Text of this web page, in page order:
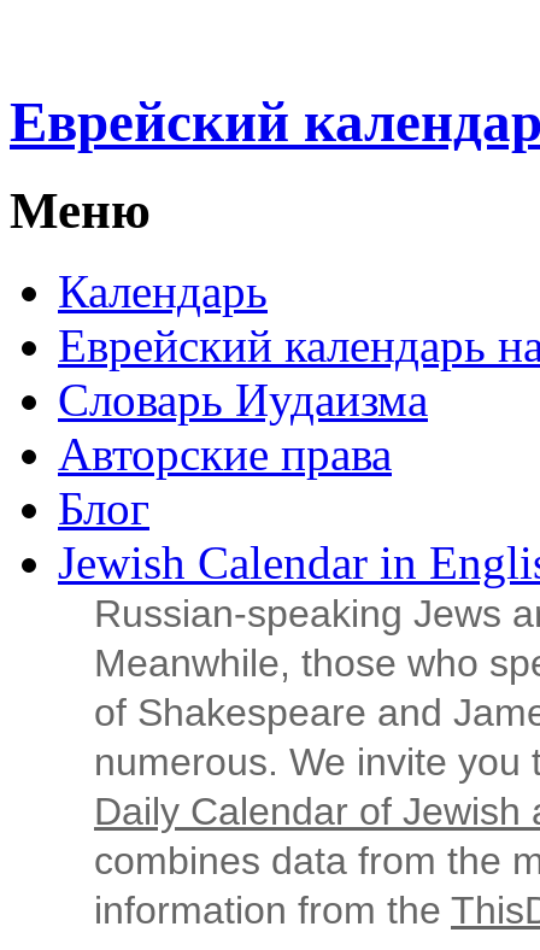
Еврейский
Меню
Календарь
Еврейский календарь
Словарь Иудаизма
Авторские права
Блог
Jewish Calendar in
Russian‑speaking Jews
Meanwhile, those who
of Shakespeare and
numerous. We invite
Daily Calendar of Jewish
combines data from the
information from the